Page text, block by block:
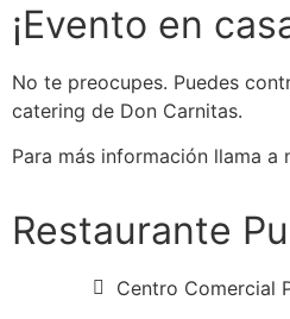
¡Evento en
No te preocupes. Puedes
catering de Don Carnitas.
Para más información llama a
Restaurante
Centro Comercial